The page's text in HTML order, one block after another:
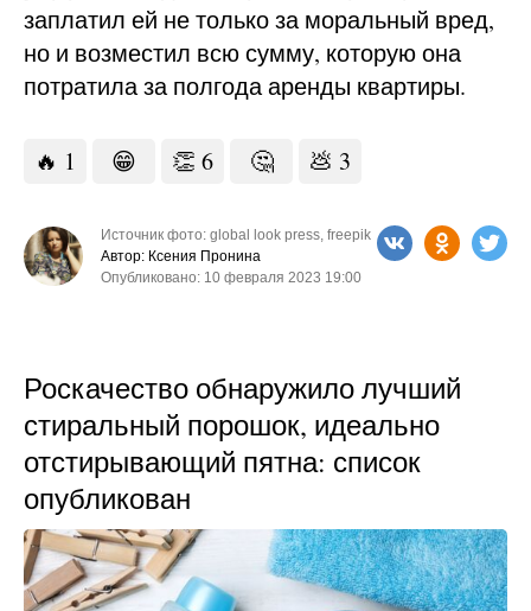
заплатил ей не только за моральный вред,
но и возместил всю сумму, которую она
потратила за полгода аренды квартиры.
🔥 1 😁 👏 6 🤔 💩 3
Источник фото: global look press, freepik
Автор: Ксения Пронина
Опубликовано: 10 февраля 2023 19:00
Роскачество обнаружило лучший
стиральный порошок, идеально
отстирывающий пятна: список
опубликован